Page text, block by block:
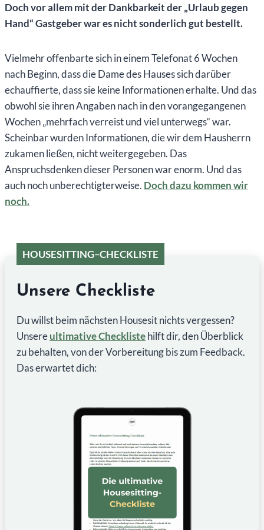
Doch vor allem mit der Dankbarkeit der „Urlaub gegen
Hand“ Gastgeber war es nicht sonderlich gut bestellt.
Vielmehr offenbarte sich in einem Telefonat 6 Wochen
nach Beginn, dass die Dame des Hauses sich darüber
echauffierte, dass sie keine Informationen erhalte. Und das
obwohl sie ihren Angaben nach in den vorangegangenen
Wochen „mehrfach verreist und viel unterwegs“ war.
Scheinbar wurden Informationen, die wir dem Hausherrn
zukamen ließen, nicht weitergegeben. Das
Anspruchsdenken dieser Personen war enorm. Und das
auch noch unberechtigterweise. Doch dazu kommen wir
noch.
HOUSESITTING–CHECKLISTE
Unsere Checkliste
Du willst beim nächsten Housesit nichts vergessen?
Unsereultimative Checklistehilft dir, den Überblick
zu behalten, von der Vorbereitung bis zum Feedback.
Das erwartet dich: